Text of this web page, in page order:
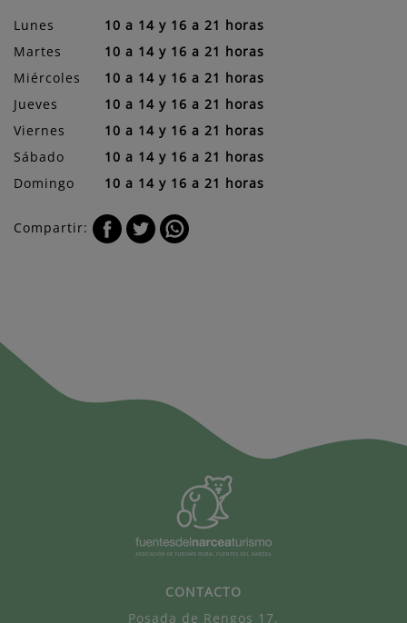
Lunes
10 a 14 y 16 a 21 horas
Martes
10 a 14 y 16 a 21 horas
Miércoles
10 a 14 y 16 a 21 horas
Jueves
10 a 14 y 16 a 21 horas
Viernes
10 a 14 y 16 a 21 horas
Sábado
10 a 14 y 16 a 21 horas
Domingo
10 a 14 y 16 a 21 horas
Compartir:
CONTACTO
Posada de Rengos 17,